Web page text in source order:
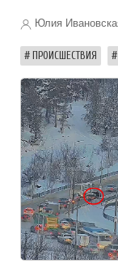
Юлия
ПРОИСШЕСТВИЯ